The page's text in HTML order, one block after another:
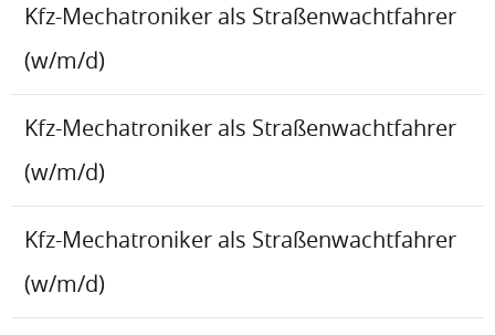
Kfz-Mechatroniker als Straßenwachtfahrer
(w/m/d)
Kfz-Mechatroniker als Straßenwachtfahrer
(w/m/d)
Kfz-Mechatroniker als Straßenwachtfahrer
(w/m/d)